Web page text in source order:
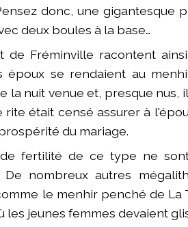
donc, une gigantesque
deux boules à la base…
de Fréminville racontent
époux se rendaient au
la nuit venue et, presque nus,
rite était censé assurer à
du mariage.
fertilité de ce type ne
De nombreux autres
le menhir penché de La
les jeunes femmes devaient